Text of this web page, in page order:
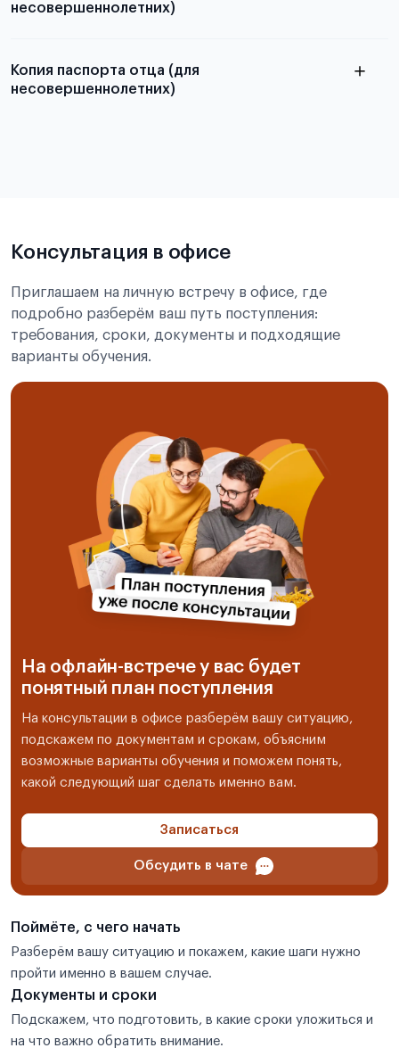
несовершеннолетних)
Копия паспорта отца (для
несовершеннолетних)
Консультация в офисе
Приглашаем на личную встречу в офисе, где
подробно разберём ваш путь поступления:
требования, сроки, документы и подходящие
варианты обучения.
На офлайн-встрече у вас будет
понятный план поступления
На консультации в офисе разберём вашу ситуацию,
подскажем по документам и срокам, объясним
возможные варианты обучения и поможем понять,
какой следующий шаг сделать именно вам.
Записаться
Обсудить в чате
Поймёте, с чего начать
Разберём вашу ситуацию и покажем, какие шаги нужно
пройти именно в вашем случае.
Документы и сроки
Подскажем, что подготовить, в какие сроки уложиться и
на что важно обратить внимание.